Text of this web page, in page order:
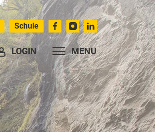
Schule
LOGIN MENU